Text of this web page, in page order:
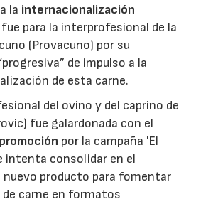
la internacionalización
fue para la interprofesional de la
(Provacuno) por su
de impulso a la
de esta carne.
del ovino y del caprino de
fue galardonada con el
promoción por la campaña 'El
intenta consolidar en el
nuevo producto para fomentar
carne en formatos